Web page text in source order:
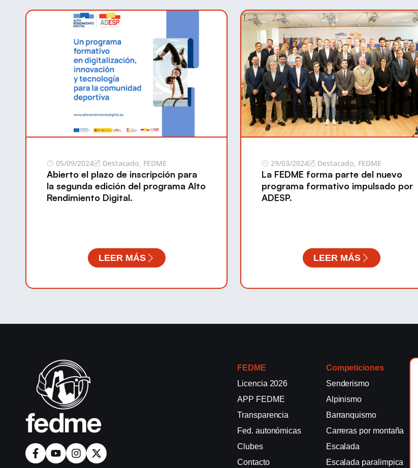
05/09/2024 Destacado, FEDME
Abierto el plazo de inscripción para
la segunda edición del programa Alto
Rendimiento Digital.
LEER MÁS
29/03/2024 Destacado, FEDME
La FEDME forma parte del nuevo
programa formativo impulsado por
ADESP.
LEER MÁS
FEDME
Licencia 2026
APP FEDME
Transparencia
Fed. autonómicas
Clubes
Contacto
Competiciones
Senderismo
Alpinismo
Barranquismo
Carreras por montaña
Escalada
Escalada paralimpica